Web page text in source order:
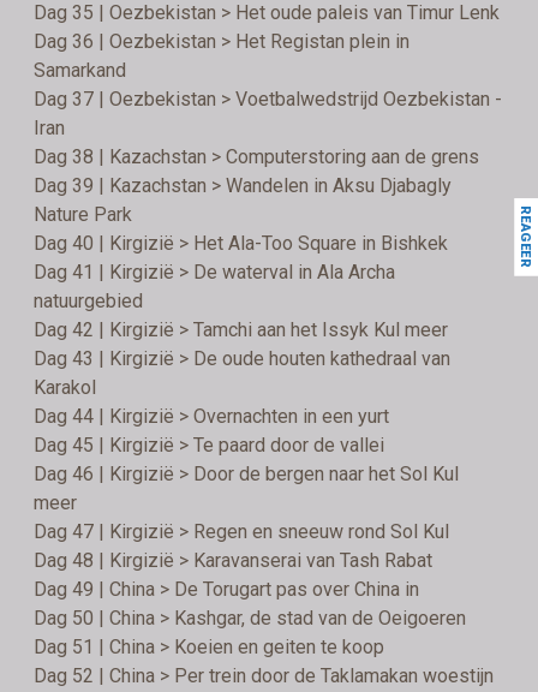
Dag 35 | Oezbekistan > Het oude paleis van Timur Lenk
Dag 36 | Oezbekistan > Het Registan plein in
Samarkand
Dag 37 | Oezbekistan > Voetbalwedstrijd Oezbekistan -
Iran
Dag 38 | Kazachstan > Computerstoring aan de grens
Dag 39 | Kazachstan > Wandelen in Aksu Djabagly
Nature Park
Dag 40 | Kirgizië > Het Ala-Too Square in Bishkek
Dag 41 | Kirgizië > De waterval in Ala Archa
natuurgebied
Dag 42 | Kirgizië > Tamchi aan het Issyk Kul meer
Dag 43 | Kirgizië > De oude houten kathedraal van
Karakol
Dag 44 | Kirgizië > Overnachten in een yurt
Dag 45 | Kirgizië > Te paard door de vallei
Dag 46 | Kirgizië > Door de bergen naar het Sol Kul
meer
Dag 47 | Kirgizië > Regen en sneeuw rond Sol Kul
Dag 48 | Kirgizië > Karavanserai van Tash Rabat
Dag 49 | China > De Torugart pas over China in
Dag 50 | China > Kashgar, de stad van de Oeigoeren
Dag 51 | China > Koeien en geiten te koop
Dag 52 | China > Per trein door de Taklamakan woestijn
REAGEER